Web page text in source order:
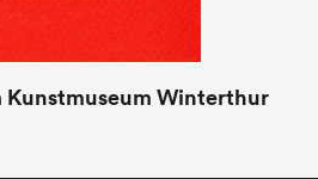
Kunstmuseum Winterthur